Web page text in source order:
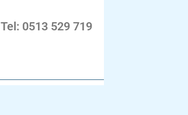
Tel: 0513 529 719